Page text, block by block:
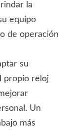
la
equipo
de operación
su
propio reloj
Un
más